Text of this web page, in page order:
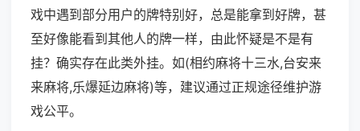
戏中遇到部分用户的牌特别好，总是能拿到好牌，甚
至好像能看到其他人的牌一样，由此怀疑是不是有
挂？确实存在此类外挂。如(相约麻将十三水,台安来
来麻将,乐爆延边麻将)等，建议通过正规途径维护游
戏公平。